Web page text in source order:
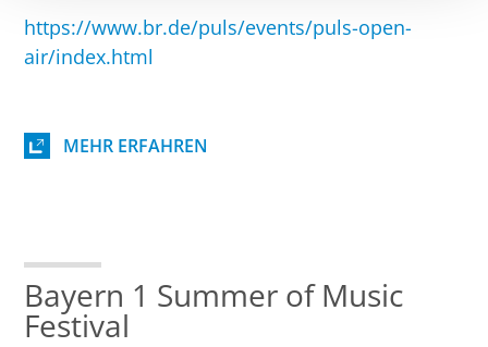
https://www.br.de/puls/events/puls-open-
air/index.html
MEHR ERFAHREN
Bayern 1 Summer of Music
Festival